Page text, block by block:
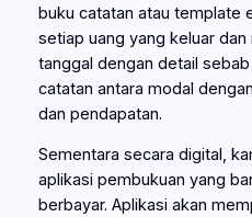
buku catatan atau template
setiap uang yang keluar
tanggal dengan detail
catatan antara modal
dan pendapatan.
Sementara secara digital,
aplikasi pembukuan yang
berbayar. Aplikasi akan